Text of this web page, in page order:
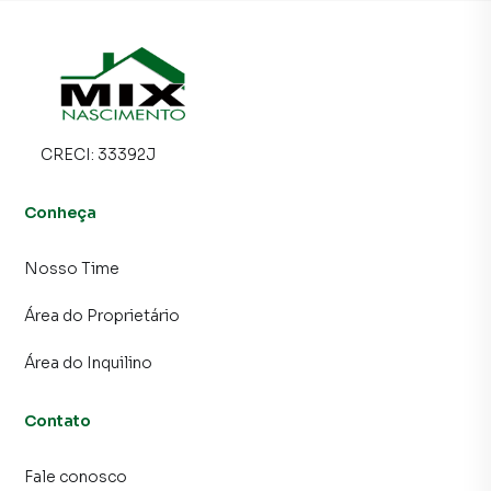
imóvel mais rápido. Contamos também com um time de
programadores, corretores treinados e uma central de
atendimento preparada para atender proprietários e
CRECI: 33392J
Conheça
Nosso Time
Área do Proprietário
Área do Inquilino
Contato
Fale conosco